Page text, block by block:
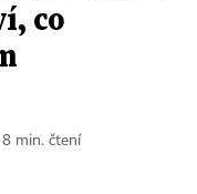
co
8 min. čtení